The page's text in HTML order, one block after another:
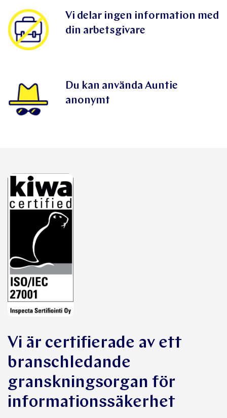
Vi delar ingen information med
din arbetsgivare
Du kan använda Auntie
anonymt
Vi är certifierade av ett
branschledande
granskningsorgan för
informationssäkerhet